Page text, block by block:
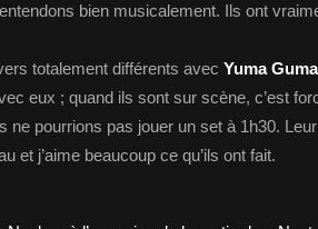
bien musicalement. Ils ont
totalement différents avec Yuma Guma
eux ; quand ils sont sur scène, c’est
ne pourrions pas jouer un set à 1h30.
et j’aime beaucoup ce qu’ils ont fait.